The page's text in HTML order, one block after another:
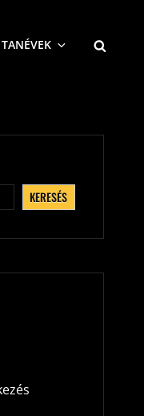
TANÉVEK
KERESÉS